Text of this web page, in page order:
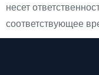
несет
соответствующее